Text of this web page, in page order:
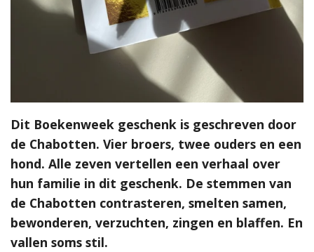
Dit Boekenweek geschenk is geschreven door
de Chabotten. Vier broers, twee ouders en een
hond. Alle zeven vertellen een verhaal over
hun familie in dit geschenk. De stemmen van
de Chabotten contrasteren, smelten samen,
bewonderen, verzuchten, zingen en blaffen. En
vallen soms stil.